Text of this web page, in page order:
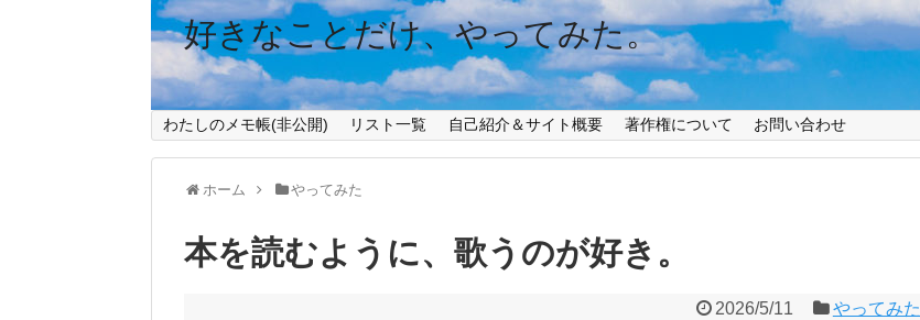
好きなことだけ、やってみた。
わたしのメモ帳(非公開) リスト一覧 自己紹介＆サイト概要 著作権について お問い合わせ
ホーム やってみた
本を読むように、歌うのが好き。
2026/5/11 やってみた